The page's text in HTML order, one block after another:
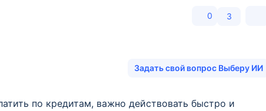
0 3
Задать свой вопрос Выберу ИИ
по кредитам, важно действовать быстро и